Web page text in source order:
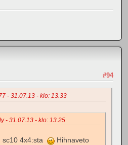
#94
- 31.07.13 - klo: 13.33
- 31.07.13 - klo: 13.25
sc10 4x4:sta
Hihnaveto